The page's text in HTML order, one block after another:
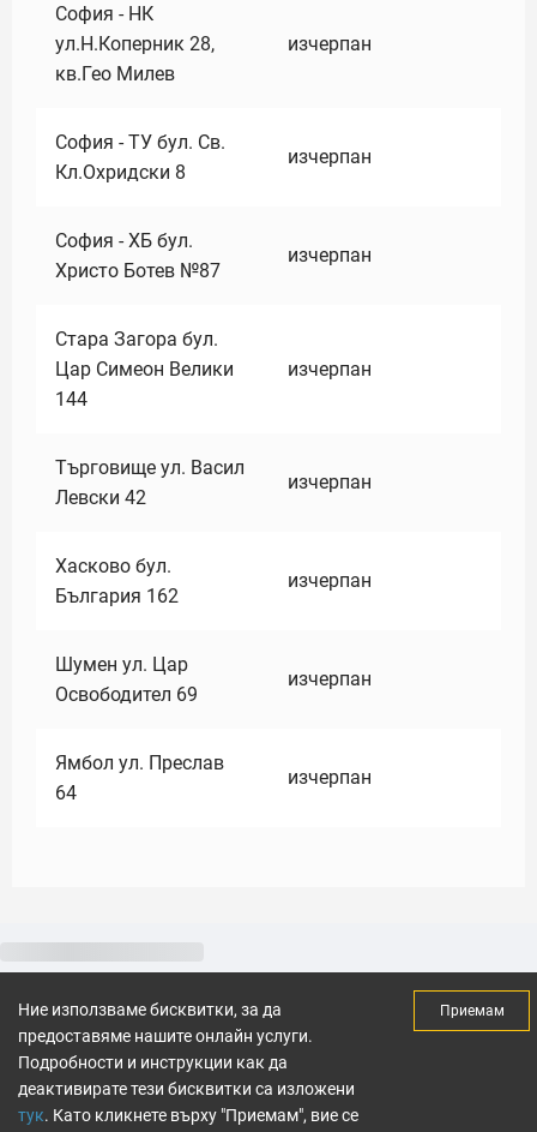
София - НК
ул.Н.Коперник 28,
кв.Гео Милев
изчерпан
София - ТУ бул. Св.
Кл.Охридски 8
изчерпан
София - ХБ бул.
Христо Ботев №87
изчерпан
Стара Загора бул.
Цар Симеон Велики
144
изчерпан
Търговище ул. Васил
Левски 42
изчерпан
Хасково бул.
България 162
изчерпан
Шумен ул. Цар
Освободител 69
изчерпан
Ямбол ул. Преслав
64
изчерпан
Ние използваме бисквитки, за да
предоставяме нашите онлайн услуги.
Подробности и инструкции как да
деактивирате тези бисквитки са изложени
тук. Като кликнете върху "Приемам", вие се
Приемам